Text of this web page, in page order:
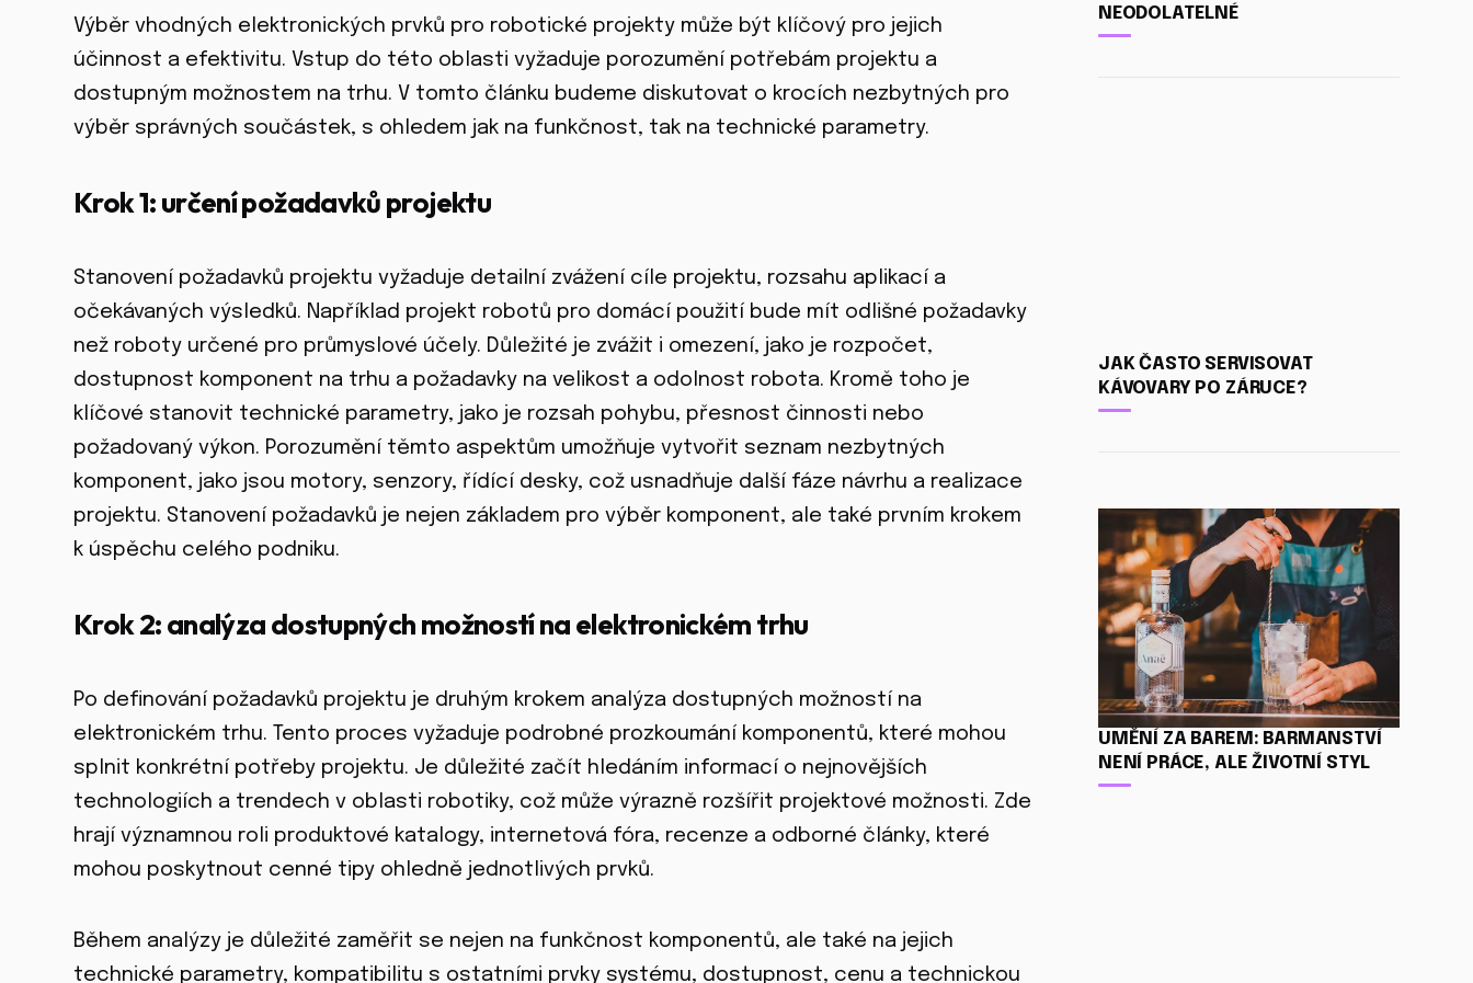
Výběr vhodných elektronických prvků pro robotické projekty může být klíčový pro jejich
účinnost a efektivitu. Vstup do této oblasti vyžaduje porozumění potřebám projektu a
dostupným možnostem na trhu. V tomto článku budeme diskutovat o krocích nezbytných pro
výběr správných součástek, s ohledem jak na funkčnost, tak na technické parametry.
Krok 1: určení požadavků projektu
Stanovení požadavků projektu vyžaduje detailní zvážení cíle projektu, rozsahu aplikací a
očekávaných výsledků. Například projekt robotů pro domácí použití bude mít odlišné požadavky
než roboty určené pro průmyslové účely. Důležité je zvážit i omezení, jako je rozpočet,
dostupnost komponent na trhu a požadavky na velikost a odolnost robota. Kromě toho je
klíčové stanovit technické parametry, jako je rozsah pohybu, přesnost činnosti nebo
požadovaný výkon. Porozumění těmto aspektům umožňuje vytvořit seznam nezbytných
komponent, jako jsou motory, senzory, řídící desky, což usnadňuje další fáze návrhu a realizace
projektu. Stanovení požadavků je nejen základem pro výběr komponent, ale také prvním krokem
k úspěchu celého podniku.
Krok 2: analýza dostupných možností na elektronickém trhu
Po definování požadavků projektu je druhým krokem analýza dostupných možností na
elektronickém trhu. Tento proces vyžaduje podrobné prozkoumání komponentů, které mohou
splnit konkrétní potřeby projektu. Je důležité začít hledáním informací o nejnovějších
technologiích a trendech v oblasti robotiky, což může výrazně rozšířit projektové možnosti. Zde
hrají významnou roli produktové katalogy, internetová fóra, recenze a odborné články, které
mohou poskytnout cenné tipy ohledně jednotlivých prvků.
Během analýzy je důležité zaměřit se nejen na funkčnost komponentů, ale také na jejich
technické parametry, kompatibilitu s ostatními prvky systému, dostupnost, cenu a technickou
NEODOLATELNÉ
JAK ČASTO SERVISOVAT
KÁVOVARY PO ZÁRUCE?
UMĚNÍ ZA BAREM: BARMANSTVÍ
NENÍ PRÁCE, ALE ŽIVOTNÍ STYL